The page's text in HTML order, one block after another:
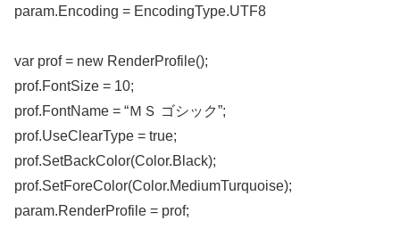
param.Encoding = EncodingType.UTF8
var prof = new RenderProfile();
prof.FontSize = 10;
prof.FontName = “ＭＳ ゴシック”;
prof.UseClearType = true;
prof.SetBackColor(Color.Black);
prof.SetForeColor(Color.MediumTurquoise);
param.RenderProfile = prof;